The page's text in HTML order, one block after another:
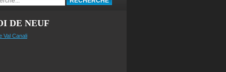
DE NEUF
Val Canali